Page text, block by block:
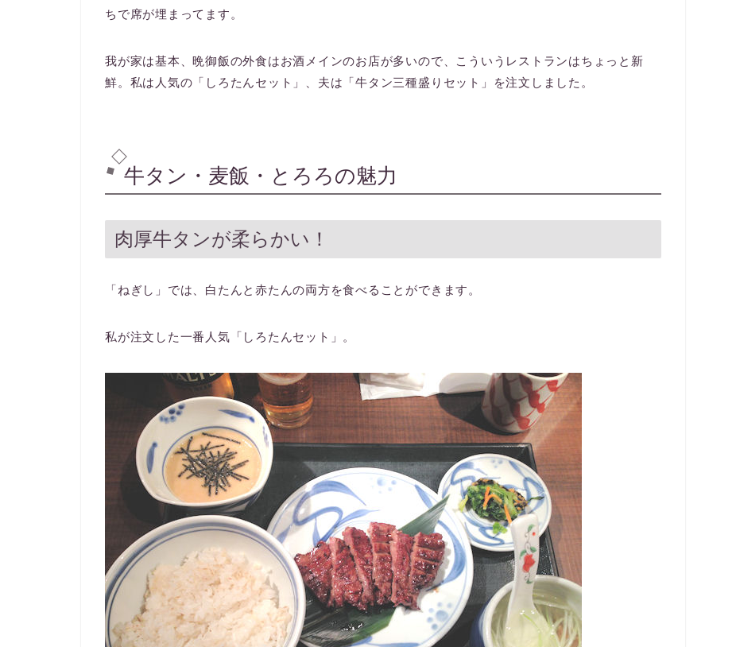
ちで席が埋まってます。
我が家は基本、晩御飯の外食はお酒メインのお店が多いので、こういうレストランはちょっと新
鮮。私は人気の「しろたんセット」、夫は「牛タン三種盛りセット」を注文しました。
牛タン・麦飯・とろろの魅力
肉厚牛タンが柔らかい！
「ねぎし」では、白たんと赤たんの両方を食べることができます。
私が注文した一番人気「しろたんセット」。